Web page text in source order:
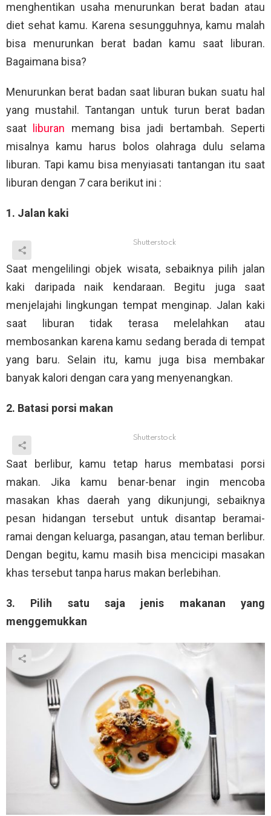
menghentikan usaha menurunkan berat badan atau
diet sehat kamu. Karena sesungguhnya, kamu malah
bisa menurunkan berat badan kamu saat liburan.
Bagaimana bisa?
Menurunkan berat badan saat liburan bukan suatu hal
yang mustahil. Tantangan untuk turun berat badan
saat
liburan memang bisa jadi bertambah. Seperti
misalnya kamu harus bolos olahraga dulu selama
liburan. Tapi kamu bisa menyiasati tantangan itu saat
liburan dengan 7 cara berikut ini :
1. Jalan kaki
Shutterstock
Saat mengelilingi objek wisata, sebaiknya pilih jalan
kaki daripada naik kendaraan. Begitu juga saat
menjelajahi lingkungan tempat menginap. Jalan kaki
saat liburan tidak terasa melelahkan atau
membosankan karena kamu sedang berada di tempat
yang baru. Selain itu, kamu juga bisa membakar
banyak kalori dengan cara yang menyenangkan.
2. Batasi porsi makan
Shutterstock
Saat berlibur, kamu tetap harus membatasi porsi
makan. Jika kamu benar-benar ingin mencoba
masakan khas daerah yang dikunjungi, sebaiknya
pesan hidangan tersebut untuk disantap beramai-
ramai dengan keluarga, pasangan, atau teman berlibur.
Dengan begitu, kamu masih bisa mencicipi masakan
khas tersebut tanpa harus makan berlebihan.
3. Pilih satu saja jenis makanan yang
menggemukkan